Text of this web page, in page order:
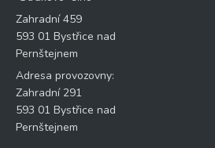
Zahradní 459
593 01 Bystřice nad
Pernštejnem
Adresa provozovny:
Zahradní 291
593 01 Bystřice nad
Pernštejnem